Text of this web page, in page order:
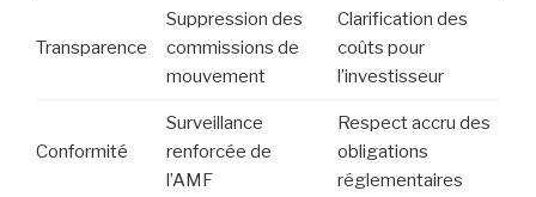
Transparence
Suppression des
commissions de
mouvement
Clarification des
coûts pour
l’investisseur
Conformité
Surveillance
renforcée de
l’AMF
Respect accru des
obligations
réglementaires